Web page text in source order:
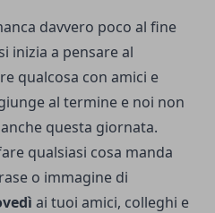
davvero poco al fine
inizia a pensare al
qualcosa con amici e
al termine e noi non
questa giornata.
qualsiasi cosa manda
o immagine di
ai tuoi amici, colleghi e